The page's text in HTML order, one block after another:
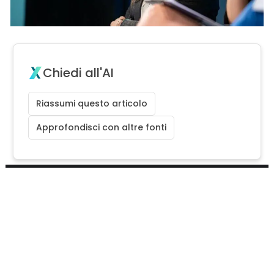
Chiedi all'AI
Riassumi questo articolo
Approfondisci con altre fonti